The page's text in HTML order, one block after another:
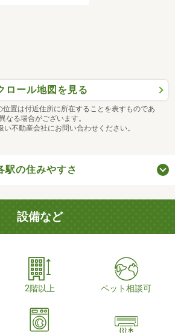
ロール地図を見る
置は付近住所に所在することを表すものであ
なる場合がございます。
不動産会社にお問い合わせください。
駅の住みやすさ
設備など
2階以上 ペット相談可